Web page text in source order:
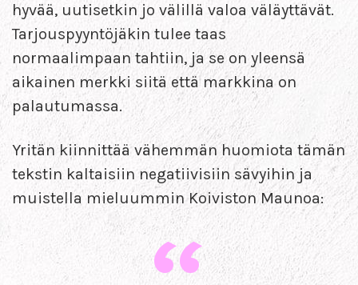
hyvää, uutisetkin jo välillä valoa väläyttävät.
Tarjouspyyntöjäkin tulee taas
normaalimpaan tahtiin, ja se on yleensä
aikainen merkki siitä että markkina on
palautumassa.
Yritän kiinnittää vähemmän huomiota tämän
tekstin kaltaisiin negatiivisiin sävyihin ja
muistella mieluummin Koiviston Maunoa: